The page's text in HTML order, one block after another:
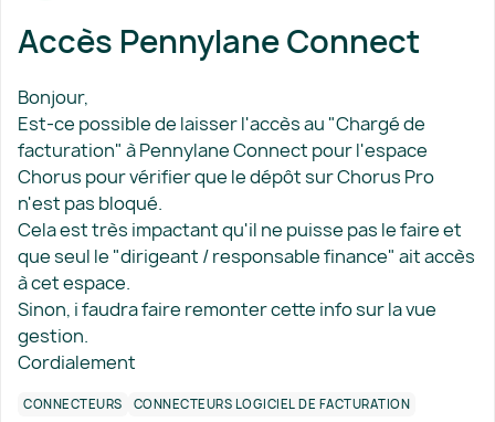
Accès Pennylane Connect
Bonjour,
Est-ce possible de laisser l'accès au "Chargé de
facturation" à Pennylane Connect pour l'espace
Chorus pour vérifier que le dépôt sur Chorus Pro
n'est pas bloqué.
Cela est très impactant qu'il ne puisse pas le faire et
que seul le "dirigeant / responsable finance" ait accès
à cet espace.
Sinon, i faudra faire remonter cette info sur la vue
gestion.
Cordialement
CONNECTEURS CONNECTEURS LOGICIEL DE FACTURATION